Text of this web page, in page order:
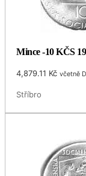
Mince -10 KČS
4,879.11 Kč včetně
Stříbro